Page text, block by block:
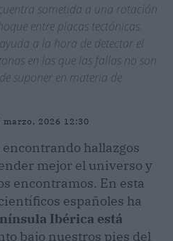
sometida a una rotación
entre placas tectónicas.
a la hora de detectar el
en las que las fallas no son
suponer en materia de
marzo, 2026 12:30
hallazgos
mejor el universo y
encontramos. En esta
españoles ha
Ibérica está
bajo nuestros pies del